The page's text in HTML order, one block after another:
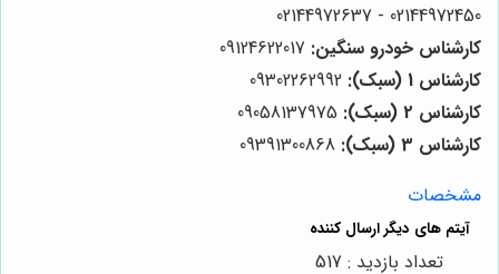
02144972450 - 02144972637
کارشناس خودرو سنگین:
کارشناس 1 (سبک):
کارشناس 2 (سبک):
کارشناس 3 (سبک):
مشخصات
تعداد بازدید : 517